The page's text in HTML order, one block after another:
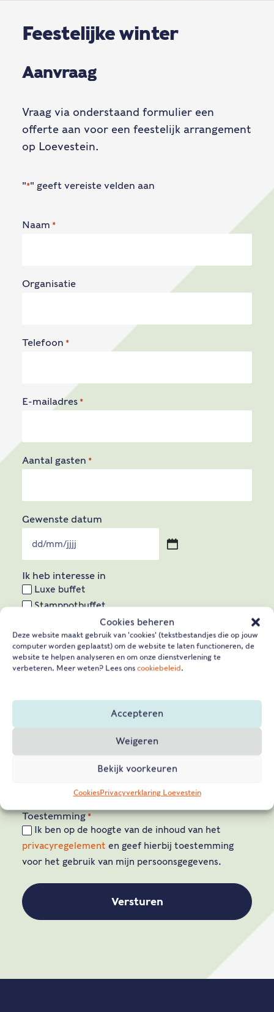
Cookies beheren
Deze website maakt gebruik van 'cookies' (tekstbestandjes die op jouw
computer worden geplaatst) om de website te laten functioneren, de
website te helpen analyseren en om onze dienstverlening te
verbeteren. Meer weten? Lees ons cookiebeleid.
Accepteren
Weigeren
Bekijk voorkeuren
CookiesPrivacyverklaring Loevestein
Feestelijke winter
Aanvraag
Vraag via onderstaand formulier een
offerte aan voor een feestelijk arrangement
op Loevestein.
"*" geeft vereiste velden aan
Naam *
Organisatie
Telefoon *
E-mailadres *
Aantal gasten *
Gewenste datum
DD
slash
MM
slash
JJJJ
Ik heb interesse in
Luxe buffet
Stamppotbuffet
4 gangen diner
Rondleiding
Iets anders
Ja, ik ontvang graag de maandelijkse
nieuwsbrief
Toestemming *
Ik ben op de hoogte van de inhoud van het
privacyregelement en geef hierbij toestemming
voor het gebruik van mijn persoonsgegevens.